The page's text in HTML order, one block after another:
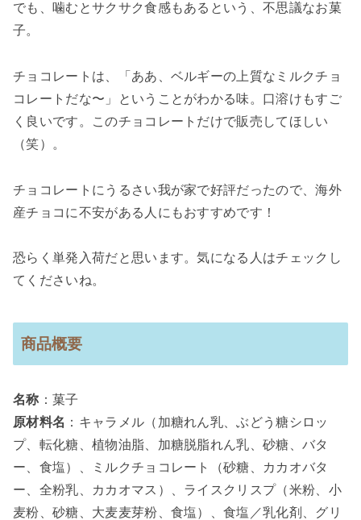
でも、噛むとサクサク食感もあるという、不思議なお菓
子。
チョコレートは、「ああ、ベルギーの上質なミルクチョ
コレートだな〜」ということがわかる味。口溶けもすご
く良いです。このチョコレートだけで販売してほしい
（笑）。
チョコレートにうるさい我が家で好評だったので、海外
産チョコに不安がある人にもおすすめです！
恐らく単発入荷だと思います。気になる人はチェックし
てくださいね。
商品概要
名称 ：菓子
原材料名 ：キャラメル（加糖れん乳、ぶどう糖シロッ
プ、転化糖、植物油脂、加糖脱脂れん乳、砂糖、バタ
ー、食塩）、ミルクチョコレート（砂糖、カカオバタ
ー、全粉乳、カカオマス）、ライスクリスプ（米粉、小
麦粉、砂糖、大麦麦芽粉、食塩）、食塩／乳化剤、グリ